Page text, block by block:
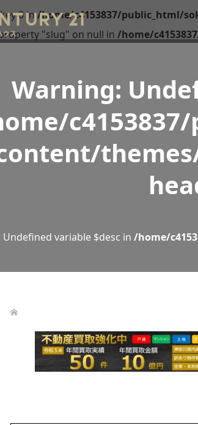
0 in/home/c4153837/public_html/
"slug" on null in /home/
Warning:
Undefined variable $desc in /home/